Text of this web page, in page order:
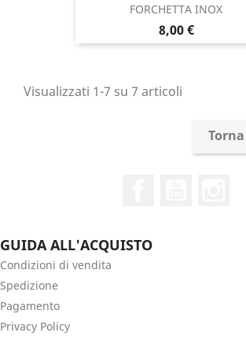
FORCHETTA INOX
Prezzo
8,00 €
Visualizzati 1-7 su 7 articoli
GUIDA ALL'ACQUISTO
Condizioni di vendita
Spedizione
Pagamento
Privacy Policy